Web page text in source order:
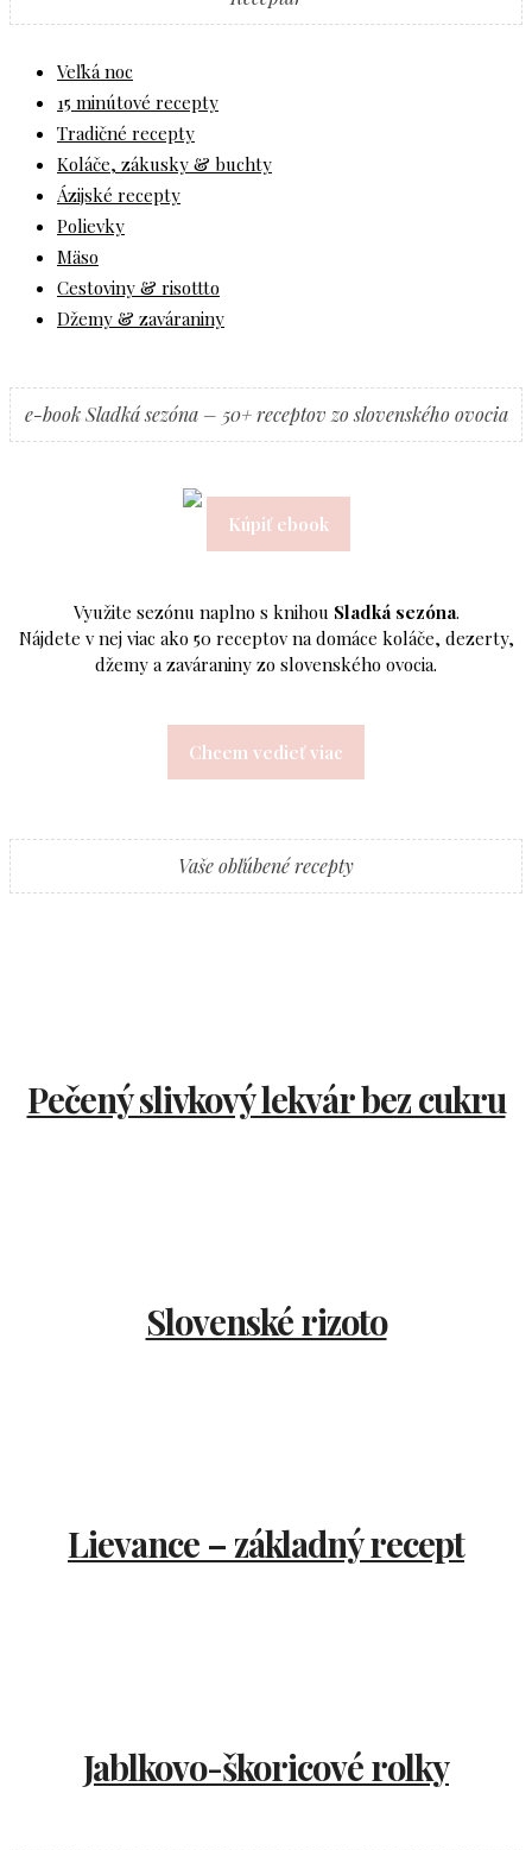
Veľká noc
15 minútové recepty
Tradičné recepty
Koláče, zákusky & buchty
Ázijské recepty
Polievky
Mäso
Cestoviny & risottto
Džemy & zaváraniny
e-book Sladká sezóna – 50+ receptov zo slovenského ovocia
Kúpiť ebook
Využite sezónu naplno s knihou Sladká sezóna.
Nájdete v nej viac ako 50 receptov na domáce koláče, dezerty,
džemy a zaváraniny zo slovenského ovocia.
Chcem vedieť viac
Vaše obľúbené recepty
Pečený slivkový lekvár bez cukru
Slovenské rizoto
Lievance – základný recept
Jablkovo-škoricové rolky